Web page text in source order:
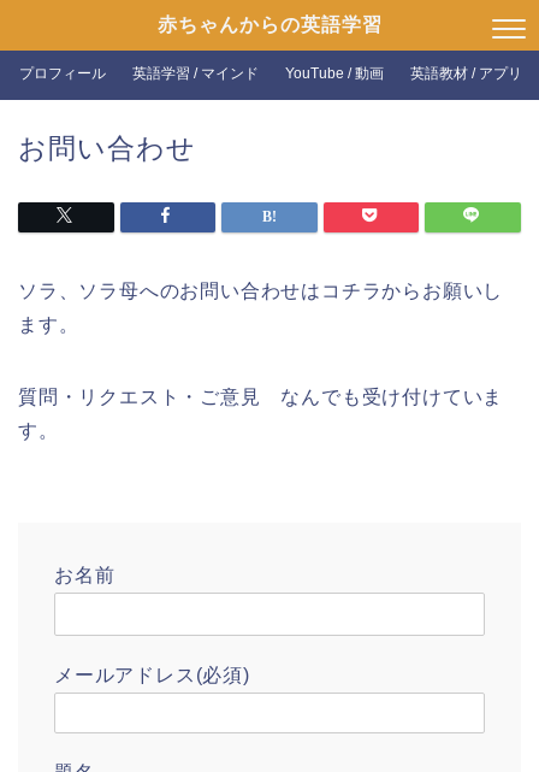
赤ちゃんからの英語学習
プロフィール 英語学習 / マインド YouTube / 動画 英語教材 / アプリ
お問い合わせ
ソラ、ソラ母へのお問い合わせはコチラからお願いし
ます。
質問・リクエスト・ご意見 なんでも受け付けていま
す。
お名前
メールアドレス(必須)